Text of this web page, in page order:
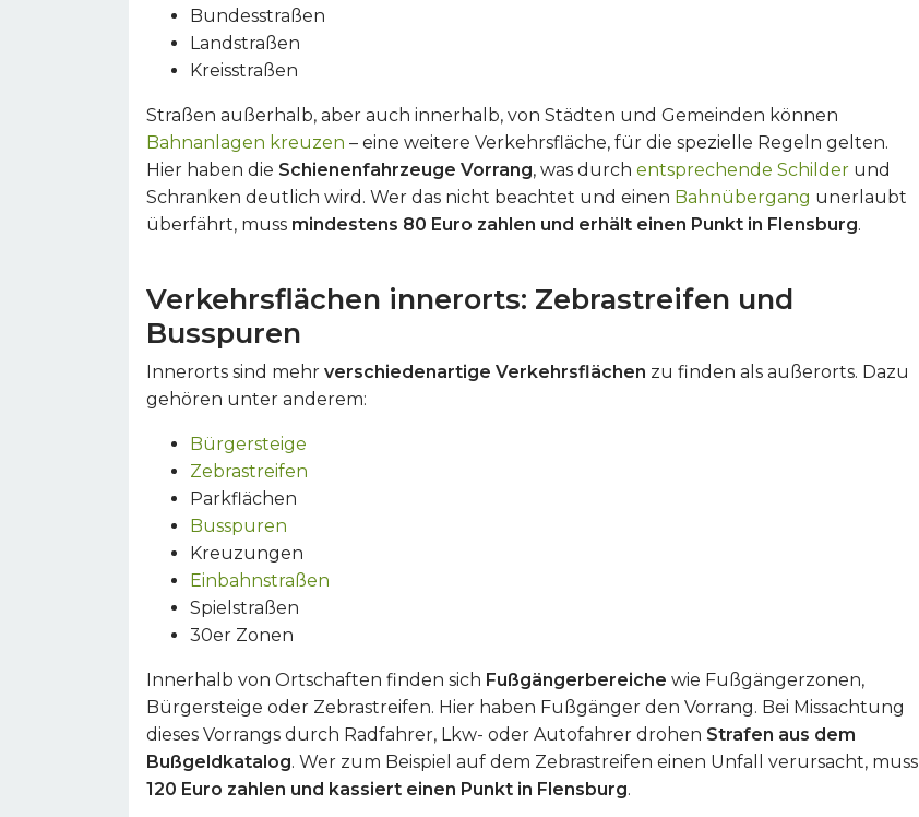
Bundesstraßen
Landstraßen
Kreisstraßen
Straßen außerhalb, aber auch innerhalb, von Städten und Gemeinden können
Bahnanlagen kreuzen – eine weitere Verkehrsfläche, für die spezielle Regeln gelten.
Hier haben die Schienenfahrzeuge Vorrang, was durch entsprechende Schilder und
Schranken deutlich wird. Wer das nicht beachtet und einen Bahnübergang unerlaubt
überfährt, muss mindestens 80 Euro zahlen und erhält einen Punkt in Flensburg.
Verkehrsflächen innerorts: Zebrastreifen und
Busspuren
Innerorts sind mehr verschiedenartige Verkehrsflächen zu finden als außerorts. Dazu
gehören unter anderem:
Bürgersteige
Zebrastreifen
Parkflächen
Busspuren
Kreuzungen
Einbahnstraßen
Spielstraßen
30er Zonen
Innerhalb von Ortschaften finden sich Fußgängerbereiche wie Fußgängerzonen,
Bürgersteige oder Zebrastreifen. Hier haben Fußgänger den Vorrang. Bei Missachtung
dieses Vorrangs durch Radfahrer, Lkw- oder Autofahrer drohen Strafen aus dem
Bußgeldkatalog. Wer zum Beispiel auf dem Zebrastreifen einen Unfall verursacht, muss
120 Euro zahlen und kassiert einen Punkt in Flensburg.